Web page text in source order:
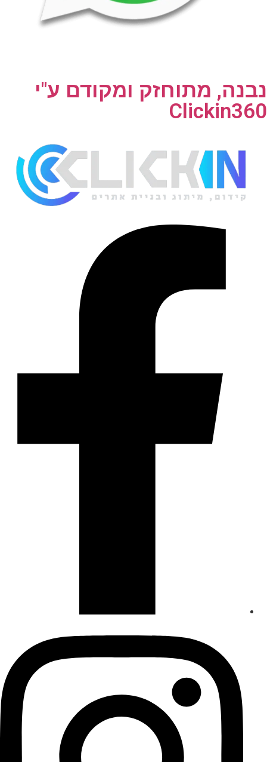
נבנה, מתוחזק ומקודם ע"י
Clickin360